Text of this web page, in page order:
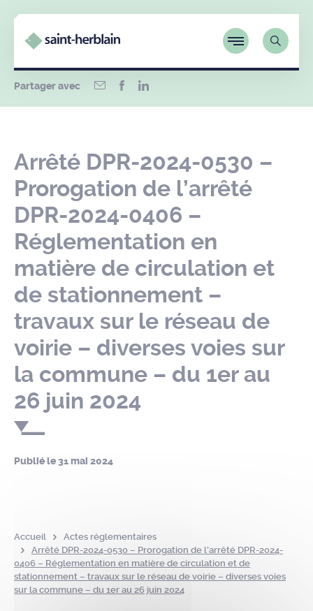
Partager avec
Arrêté DPR-2024-0530 –
Prorogation de l’arrêté
DPR-2024-0406 –
Réglementation en
matière de circulation et
de stationnement –
travaux sur le réseau de
voirie – diverses voies sur
la commune – du 1er au
26 juin 2024
Publié le31 mai 2024
Accueil
Actes réglementaires
Arrêté DPR-2024-0530 – Prorogation de l’arrêté DPR-2024-
0406 – Réglementation en matière de circulation et de
stationnement – travaux sur le réseau de voirie – diverses voies
sur la commune – du 1er au 26 juin 2024